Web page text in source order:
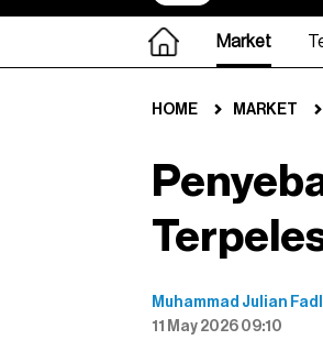
Market
HOME MARKET
Muhammad Julian
11 May 2026 09:10